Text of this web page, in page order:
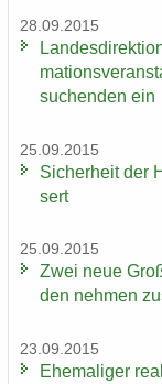
28.09.2015
su­chen­den ein
25.09.2015
Si­cher­heit der
sert
25.09.2015
Zwei neue
den neh­men
23.09.2015
Ehe­ma­li­ger